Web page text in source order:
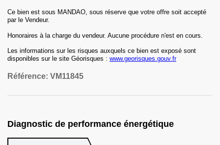
Ce bien est sous MANDAO, sous réserve que votre offre soit accepté
par le Vendeur.
Honoraires à la charge du vendeur. Aucune procédure n'est en cours.
Les informations sur les risques auxquels ce bien est exposé sont
disponibles sur le site Géorisques : www.georisques.gouv.fr
Référence: VM11845
Diagnostic de performance énergétique